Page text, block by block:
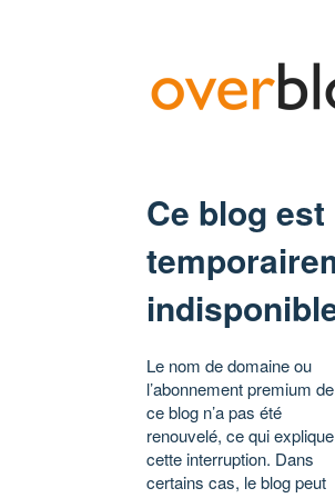
Ce blog est
Le nom de domaine ou
l’abonnement premium de
ce blog n’a pas été
renouvelé, ce qui explique
cette interruption. Dans
certains cas, le blog peut